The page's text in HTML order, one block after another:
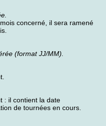
concerné, il sera ramené
(format JJ/MM).
: il contient la date
de tournées en cours.